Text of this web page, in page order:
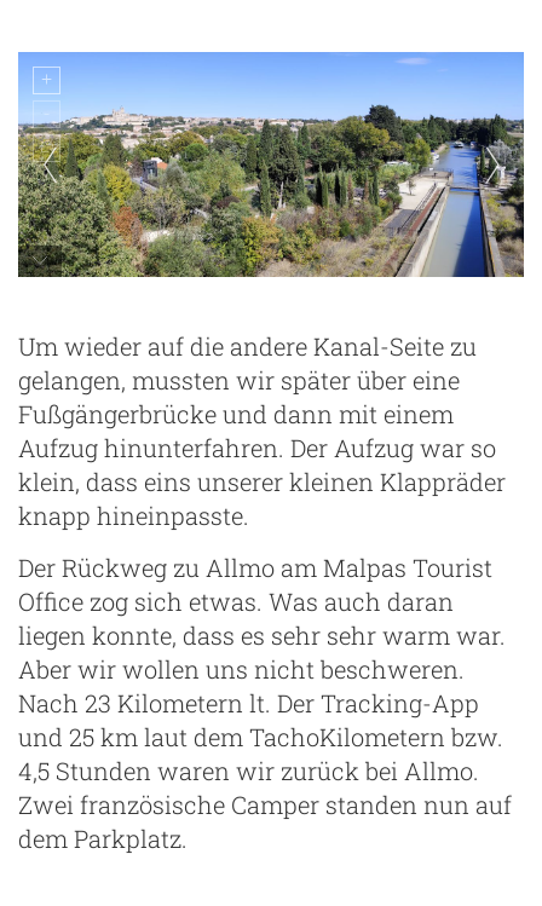
Um wieder auf die andere Kanal-Seite zu
gelangen, mussten wir später über eine
Fußgängerbrücke und dann mit einem
Aufzug hinunterfahren. Der Aufzug war so
klein, dass eins unserer kleinen Klappräder
knapp hineinpasste.
Der Rückweg zu Allmo am Malpas Tourist
Office zog sich etwas. Was auch daran
liegen konnte, dass es sehr sehr warm war.
Aber wir wollen uns nicht beschweren.
Nach 23 Kilometern lt. Der Tracking-App
und 25 km laut dem TachoKilometern bzw.
4,5 Stunden waren wir zurück bei Allmo.
Zwei französische Camper standen nun auf
dem Parkplatz.